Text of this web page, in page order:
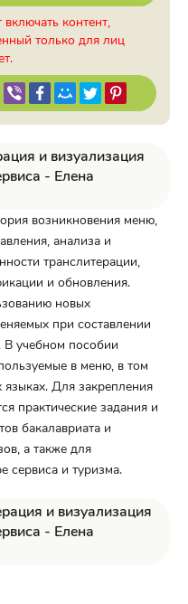
контент,
только для лиц
и визуализация
- Елена
возникновения меню,
анализа и
транслитерации,
и обновления.
новых
при составлении
В учебном пособии
в меню, в том
Для закрепления
практические задания и
бакалавриата и
а также для
сервиса и туризма.
и визуализация
- Елена